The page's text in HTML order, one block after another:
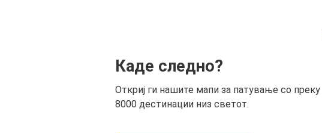
Каде следно?
Откриј ги нашите мапи за патување со преку
8000 дестинации низ светот.